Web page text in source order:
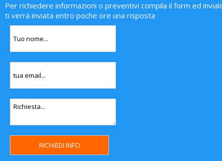
Per richiedere informazioni o preventivi compila il form ed
ti verrà inviata entro poche ore una risposta